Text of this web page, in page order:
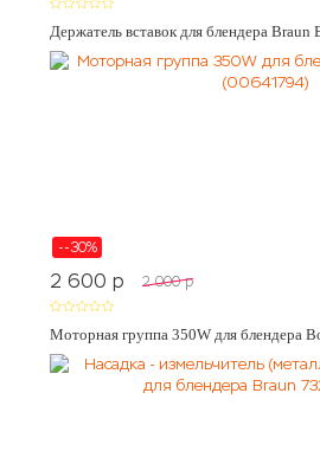
Держатель вставок для блендера
--30%
2 600 p 2 000 p
Моторная группа 350W для блендера